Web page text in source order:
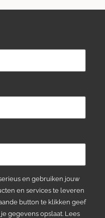
en gebruiken jouw
en services te leveren
button te klikken geef
gegevens opslaat. Lees